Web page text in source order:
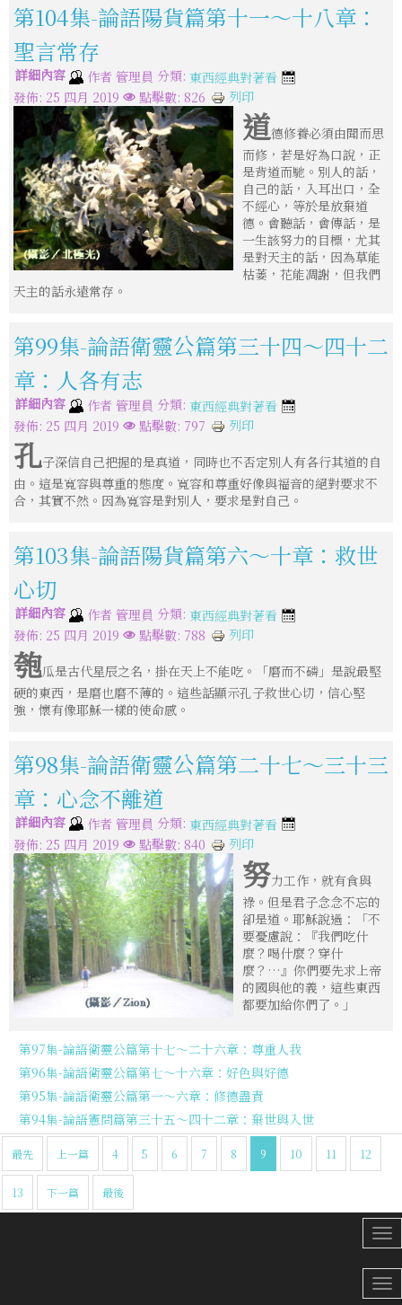
第104集-論語陽貨篇第十一～十八章：
聖言常存
詳細內容 作者 管理員 分類: 東西經典對著看
發佈: 25 四月 2019
點擊數: 826 列印
道德修養必須由聞而思
而修，若是好為口說，正
是背道而馳。別人的話，
自己的話，入耳出口，全
不經心，等於是放棄道
德。會聽話，會傳話，是
一生該努力的目標，尤其
是對天主的話，因為草能
枯萎，花能凋謝，但我們
天主的話永遠常存。
第99集-論語衛靈公篇第三十四～四十二
章：人各有志
詳細內容 作者 管理員 分類: 東西經典對著看
發佈: 25 四月 2019
點擊數: 797 列印
孔子深信自己把握的是真道，同時也不否定別人有各行其道的自
由。這是寬容與尊重的態度。寬容和尊重好像與福音的絕對要求不
合，其實不然。因為寬容是對別人，要求是對自己。
第103集-論語陽貨篇第六～十章：救世
心切
詳細內容 作者 管理員 分類: 東西經典對著看
發佈: 25 四月 2019
點擊數: 788 列印
匏瓜是古代星辰之名，掛在天上不能吃。「磨而不磷」是說最堅
硬的東西，是磨也磨不薄的。這些話顯示孔子救世心切，信心堅
強，懷有像耶穌一樣的使命感。
第98集-論語衛靈公篇第二十七～三十三
章：心念不離道
詳細內容 作者 管理員 分類: 東西經典對著看
發佈: 25 四月 2019
點擊數: 840 列印
努力工作，就有食與
祿。但是君子念念不忘的
卻是道。耶穌說過：「不
要憂慮說：『我們吃什
麼？喝什麼？穿什
麼？…』你們要先求上帝
的國與他的義，這些東西
都要加給你們了。」
第97集-論語衛靈公篇第十七～二十六章：尊重人我
第96集-論語衛靈公篇第七～十六章：好色與好德
第95集-論語衛靈公篇第一～六章：修德盡責
第94集-論語憲問篇第三十五～四十二章：棄世與入世
最先 上一篇 4 5 6 7 8 9 10 11 12
13 下一篇 最後